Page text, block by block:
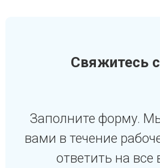
Свяжитесь
Заполните форму.
вами в течение
ответить на все